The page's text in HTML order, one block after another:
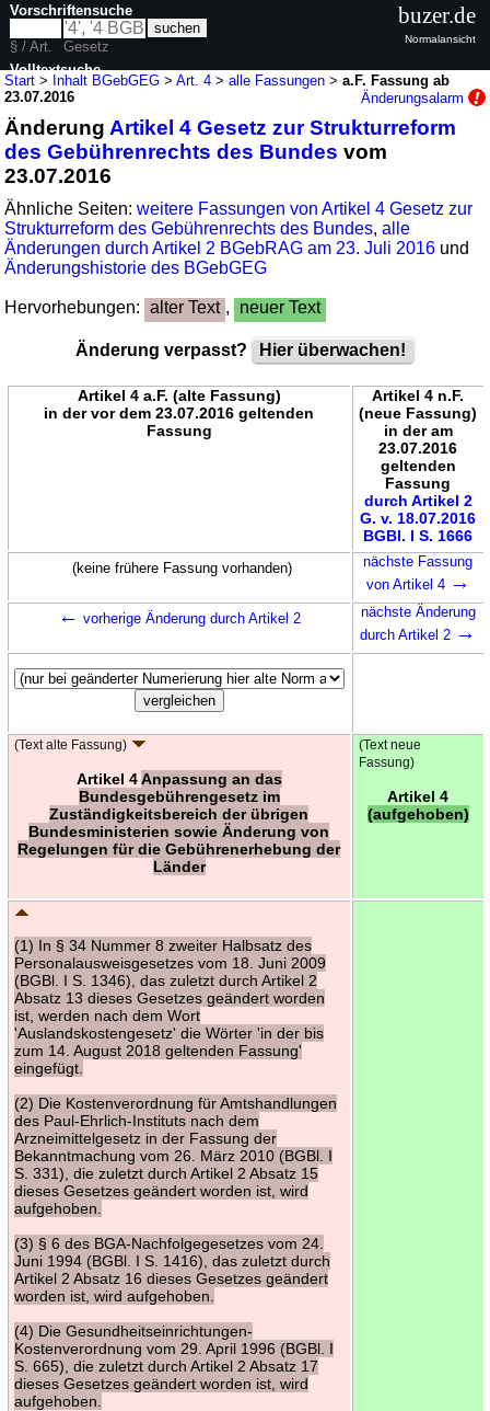
Start > Inhalt BGebGEG >Art. 4 >alle Fassungen >a.F. Fassung ab
23.07.2016
Änderungsalarm
Änderung Artikel 4 Gesetz zur Strukturreform
des Gebührenrechts des Bundes vom
23.07.2016
Ähnliche Seiten:weitere Fassungen von Artikel 4 Gesetz zur
Strukturreform des Gebührenrechts des Bundes,alle
Änderungen durch Artikel 2 BGebRAG am 23. Juli 2016 und
Änderungshistorie des BGebGEG
Hervorhebungen: alter Text , neuer Text
Änderung verpasst? Hier überwachen!
Artikel 4 a.F. (alte Fassung)
in der vor dem 23.07.2016 geltenden
Fassung
Artikel 4 n.F.
(neue Fassung)
in der am
23.07.2016
geltenden
Fassung
durch Artikel 2
G. v. 18.07.2016
BGBl. I S. 1666
(keine frühere Fassung vorhanden)
nächste Fassung
von Artikel 4 →
← vorherige Änderung durch Artikel 2
nächste Änderung
durch Artikel 2 →
(Text alte Fassung)
Artikel 4Anpassung an das
Bundesgebührengesetz im
Zuständigkeitsbereich der übrigen
Bundesministerien sowie Änderung von
Regelungen für die Gebührenerhebung der
Länder
(Text neue
Fassung)
Artikel 4
(aufgehoben)
(1) In § 34 Nummer 8 zweiter Halbsatz des
Personalausweisgesetzes vom 18. Juni 2009
(BGBl. I S. 1346), das zuletzt durch Artikel 2
Absatz 13 dieses Gesetzes geändert worden
ist, werden nach dem Wort
'Auslandskostengesetz' die Wörter 'in der bis
zum 14. August 2018 geltenden Fassung'
eingefügt.
(2) Die Kostenverordnung für Amtshandlungen
des Paul-Ehrlich-Instituts nach dem
Arzneimittelgesetz in der Fassung der
Bekanntmachung vom 26. März 2010 (BGBl. I
S. 331), die zuletzt durch Artikel 2 Absatz 15
dieses Gesetzes geändert worden ist, wird
aufgehoben.
(3) § 6 des BGA-Nachfolgegesetzes vom 24.
Juni 1994 (BGBl. I S. 1416), das zuletzt durch
Artikel 2 Absatz 16 dieses Gesetzes geändert
worden ist, wird aufgehoben.
(4) Die Gesundheitseinrichtungen-
Kostenverordnung vom 29. April 1996 (BGBl. I
S. 665), die zuletzt durch Artikel 2 Absatz 17
dieses Gesetzes geändert worden ist, wird
aufgehoben.
Vorschriftensuche
§ / Art.
Gesetz
Volltextsuche
buzer.de
Normalansicht